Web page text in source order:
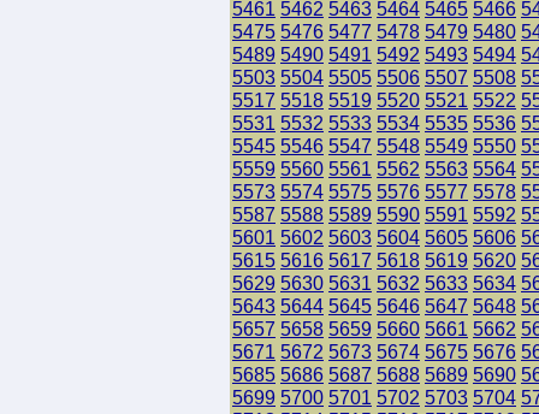
5461 5462 5463 5464 5465 5466
5475 5476 5477 5478 5479 5480
5489 5490 5491 5492 5493 5494
5503 5504 5505 5506 5507 5508
5517 5518 5519 5520 5521 5522
5531 5532 5533 5534 5535 5536
5545 5546 5547 5548 5549 5550
5559 5560 5561 5562 5563 5564
5573 5574 5575 5576 5577 5578
5587 5588 5589 5590 5591 5592
5601 5602 5603 5604 5605 5606
5615 5616 5617 5618 5619 5620
5629 5630 5631 5632 5633 5634
5643 5644 5645 5646 5647 5648
5657 5658 5659 5660 5661 5662
5671 5672 5673 5674 5675 5676
5685 5686 5687 5688 5689 5690
5699 5700 5701 5702 5703 5704